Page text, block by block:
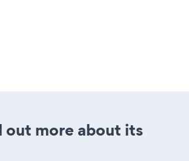
out more about its